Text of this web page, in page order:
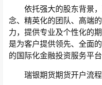
依托强大的股东背景，
念、精英化的团队、高端
力，提供专业及个性化的
是为客户提供领先、全面
的国际化金融投资服务平台
瑞银期货期货开户流程